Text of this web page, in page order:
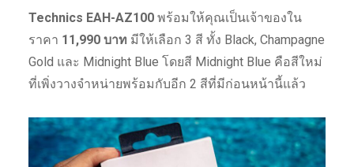
Technics EAH-AZ100พร้อมให้คุณเป็นเจ้าของใน
ราคา 11,990 บาท มีให้เลือก 3 สี ทั้ง Black, Champagne
Gold และ Midnight Blue โดยสี Midnight Blue คือสีใหม่
ที่เพิ่งวางจำหน่ายพร้อมกับอีก 2 สีที่มีก่อนหน้านี้แล้ว